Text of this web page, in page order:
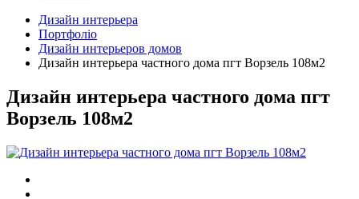
Дизайн интерьера
Портфоліо
Дизайн интерьеров домов
Дизайн интерьера частного дома пгт Ворзель 108м2
Дизайн интерьера частного дома пгт
Ворзель 108м2